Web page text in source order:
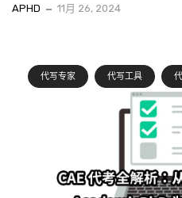
APHD 11月 26, 2024
代写专家 代写工具